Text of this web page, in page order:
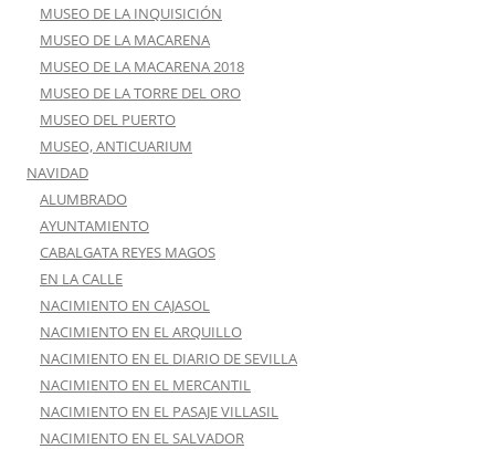
MUSEO DE LA INQUISICIÓN
MUSEO DE LA MACARENA
MUSEO DE LA MACARENA 2018
MUSEO DE LA TORRE DEL ORO
MUSEO DEL PUERTO
MUSEO, ANTICUARIUM
NAVIDAD
ALUMBRADO
AYUNTAMIENTO
CABALGATA REYES MAGOS
EN LA CALLE
NACIMIENTO EN CAJASOL
NACIMIENTO EN EL ARQUILLO
NACIMIENTO EN EL DIARIO DE SEVILLA
NACIMIENTO EN EL MERCANTIL
NACIMIENTO EN EL PASAJE VILLASIL
NACIMIENTO EN EL SALVADOR